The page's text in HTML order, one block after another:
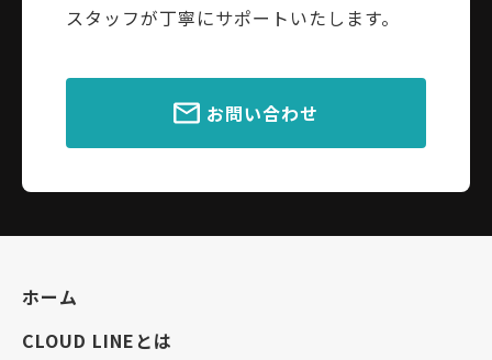
スタッフが丁寧にサポートいたします。
お問い合わせ
ホーム
CLOUD LINEとは